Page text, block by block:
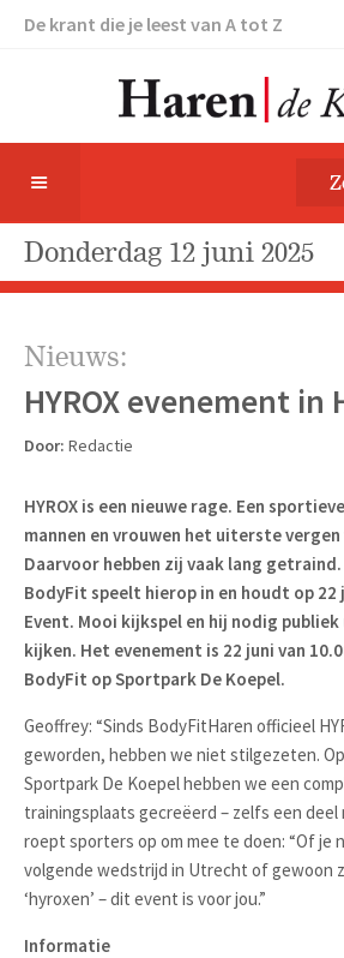
De krant die je leest van A tot Z
donderdag 12 juni 2025
Nieuws:
HYROX evenement in
Door: Redactie
HYROX is een nieuwe rage. Een
mannen en vrouwen het uiterste
Daarvoor hebben zij vaak lang
BodyFit speelt hierop in en houdt op 22
Event. Mooi kijkspel en hij nodig
kijken. Het evenement is 22 juni van
BodyFit op Sportpark De Koepel.
Geoffrey: “Sinds BodyFitHaren officieel
geworden, hebben we niet stilgezeten.
Sportpark De Koepel hebben we een
trainingsplaats gecreëerd – zelfs een deel
roept sporters op om mee te doen: “Of je
volgende wedstrijd in Utrecht of gewoon
‘hyroxen’ – dit event is voor jou.”
Informatie